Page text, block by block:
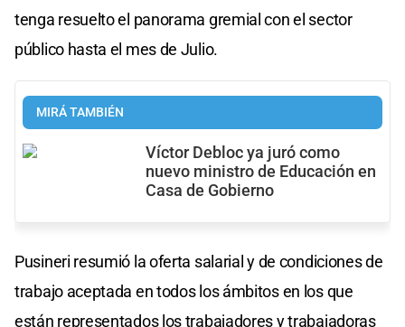
tenga resuelto el panorama gremial con el sector
público hasta el mes de Julio.
MIRÁ TAMBIÉN
Víctor Debloc ya juró como
nuevo ministro de Educación en
Casa de Gobierno
Pusineri resumió la oferta salarial y de condiciones de
trabajo aceptada en todos los ámbitos en los que
están representados los trabajadores y trabajadoras